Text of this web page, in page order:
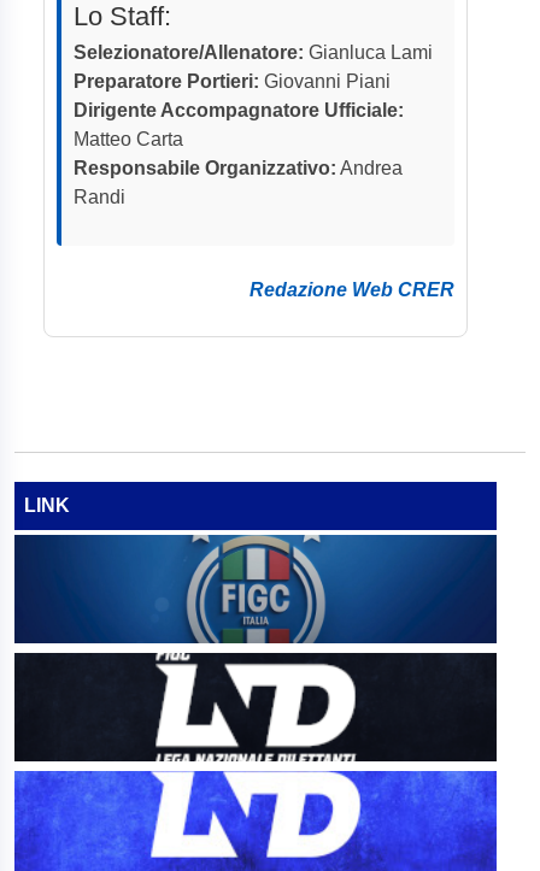
Lo Staff:
Selezionatore/Allenatore: Gianluca Lami
Preparatore Portieri: Giovanni Piani
Dirigente Accompagnatore Ufficiale:
Matteo Carta
Responsabile Organizzativo: Andrea
Randi
Redazione Web CRER
LINK